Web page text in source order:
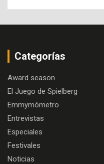
Categorías
Award season
El Juego de Spielberg
Emmymómetro
Entrevistas
Especiales
Festivales
Noticias